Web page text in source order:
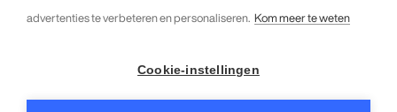
advertenties te verbeteren en personaliseren. Kom meer te weten
Cookie-instellingen
instagram